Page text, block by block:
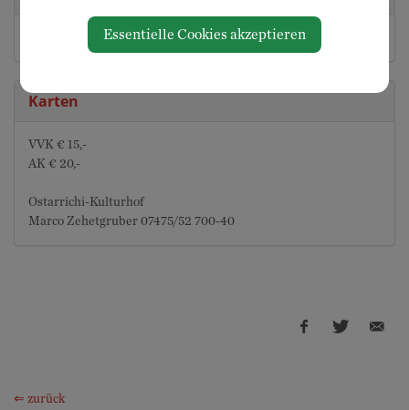
Kulturverein Ostarrichi
Karten
VVK € 15,-
AK € 20,-
Ostarrichi-Kulturhof
Marco Zehetgruber 07475/52 700-40
⇐ zurück
Essentielle Cookies akzeptieren